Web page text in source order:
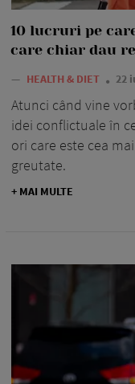
10 lucruri pe
care chiar dau
— HEALTH & DIET 22
Atunci când vine
idei conflictuale în
ori care este cea
greutate.
+ MAI MULTE